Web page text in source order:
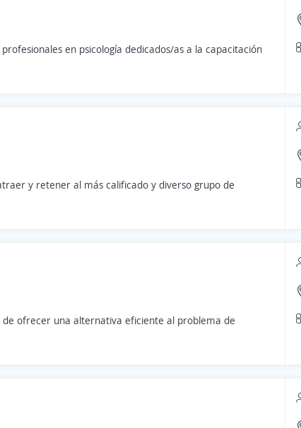
en psicología dedicados/as a la capacitación
y retener al más calificado y diverso grupo de
de ofrecer una alternativa eficiente al problema de